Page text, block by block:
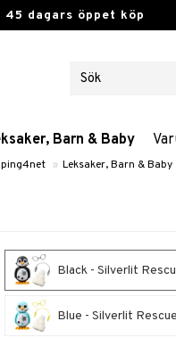
45 dagars öppet köp
Barn & Baby
» Leksaker, Barn & Baby
Black - Silverlit
Blue - Silverlit